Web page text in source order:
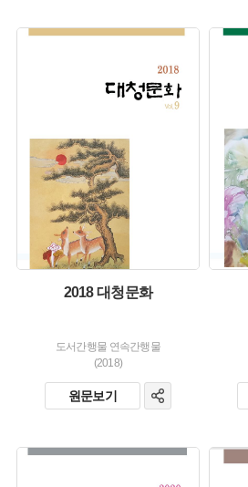
2018 대청문화
도서간행물 연속간행물
(2018)
원문보기